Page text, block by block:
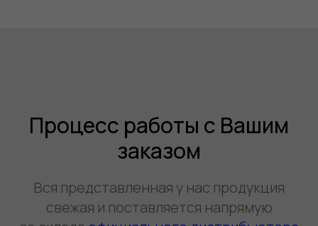
Процесс работы с Вашим
заказом
Вся представленная у нас продукция
свежая и поставляется напрямую